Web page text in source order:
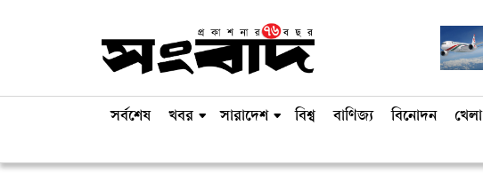
সর্বশেষ খবর সারাদেশ বিশ্ব বাণিজ্য বিনোদন খেলা